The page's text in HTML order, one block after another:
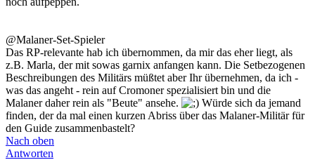
@Malaner-Set-Spieler
Das RP-relevante hab ich übernommen, da mir das eher liegt, als
z.B. Marla, der mit sowas garnix anfangen kann. Die Setbezogenen
Beschreibungen des Militärs müßtet aber Ihr übernehmen, da ich -
was das angeht - rein auf Cromoner spezialisiert bin und die
Malaner daher rein als "Beute" ansehe.
Würde sich da jemand
finden, der da mal einen kurzen Abriss über das Malaner-Militär für
den Guide zusammenbastelt?
Nach oben
Antworten